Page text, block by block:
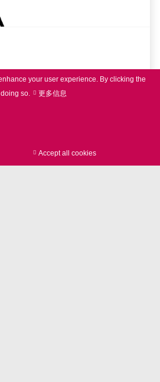
of PHOTONICS
your user experience. By clicking the
so.
更多信息
Accept all cookies